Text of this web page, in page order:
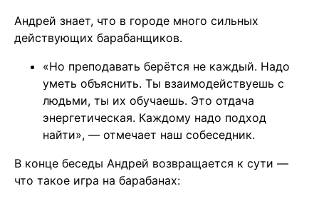
Андрей знает, что в городе много сильных
действующих барабанщиков.
«Но преподавать берётся не каждый. Надо
уметь объяснить. Ты взаимодействуешь с
людьми, ты их обучаешь. Это отдача
энергетическая. Каждому надо подход
найти», — отмечает наш собеседник.
В конце беседы Андрей возвращается к сути —
что такое игра на барабанах: